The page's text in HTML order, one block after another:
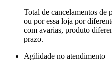
Total de cancelamentos de
ou por essa loja por
com avarias, produto
prazo.
Agilidade no atendimento